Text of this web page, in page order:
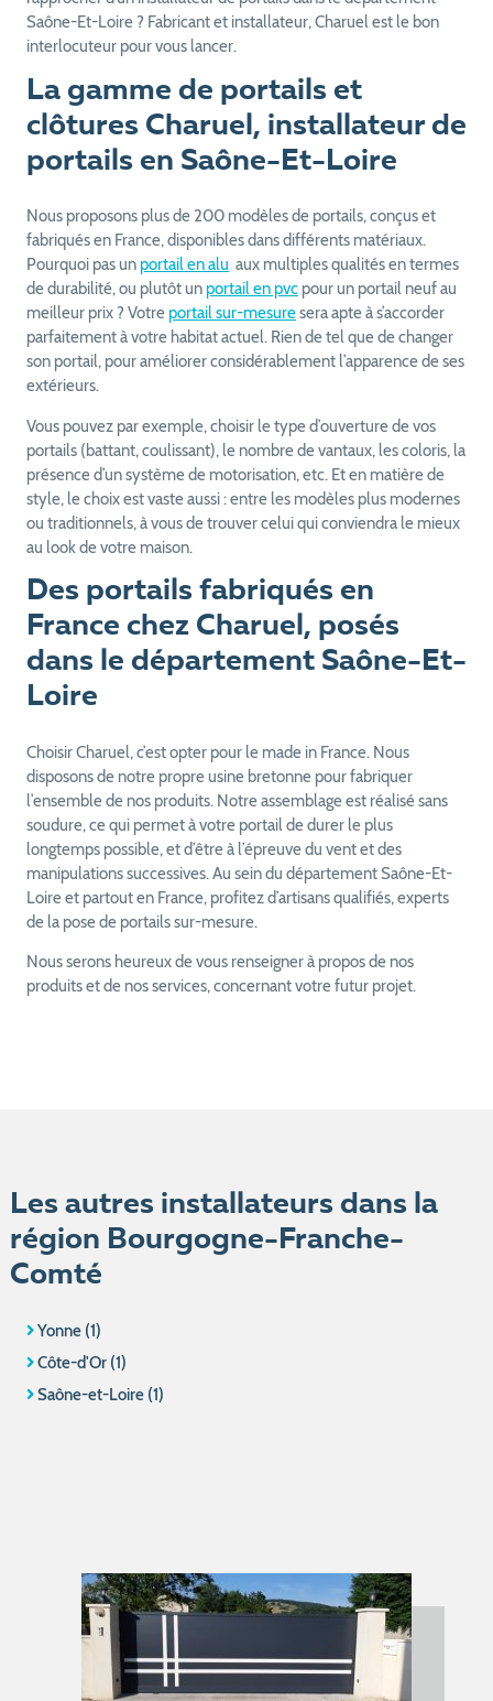
Saône-Et-Loire ? Fabricant et installateur, Charuel est le bon
interlocuteur pour vous lancer.
La gamme de portails et
clôtures Charuel, installateur de
portails en Saône-Et-Loire
Nous proposons plus de 200 modèles de portails, conçus et
fabriqués en France, disponibles dans différents matériaux.
Pourquoi pas un portail en alu aux multiples qualités en termes
de durabilité, ou plutôt un portail en pvc pour un portail neuf au
meilleur prix ? Votre portail sur-mesuresera apte à s’accorder
parfaitement à votre habitat actuel. Rien de tel que de changer
son portail, pour améliorer considérablement l’apparence de ses
extérieurs.
Vous pouvez par exemple, choisir le type d’ouverture de vos
portails (battant, coulissant), le nombre de vantaux, les coloris, la
présence d’un système de motorisation, etc. Et en matière de
style, le choix est vaste aussi : entre les modèles plus modernes
ou traditionnels, à vous de trouver celui qui conviendra le mieux
au look de votre maison.
Des portails fabriqués en
France chez Charuel, posés
dans le département Saône-Et-
Loire
Choisir Charuel, c’est opter pour le made in France. Nous
disposons de notre propre usine bretonne pour fabriquer
l’ensemble de nos produits. Notre assemblage est réalisé sans
soudure, ce qui permet à votre portail de durer le plus
longtemps possible, et d’être à l’épreuve du vent et des
manipulations successives. Au sein du département Saône-Et-
Loire et partout en France, profitez d’artisans qualifiés, experts
de la pose de portails sur-mesure.
Nous serons heureux de vous renseigner à propos de nos
produits et de nos services, concernant votre futur projet.
Les autres installateurs dans la
région Bourgogne-Franche-
Comté
Yonne (1)
Côte-d'Or (1)
Saône-et-Loire (1)